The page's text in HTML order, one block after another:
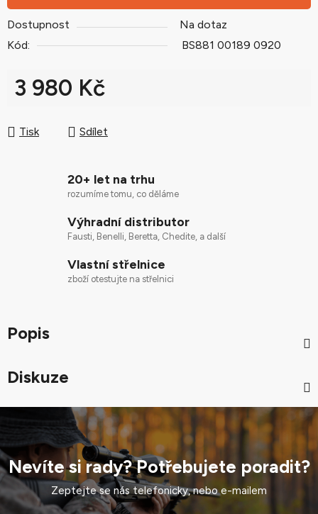
Dostupnost
Na dotaz
Kód:
BS881 00189 0920
3 980 Kč
Tisk
Sdílet
20+ let na trhu
rozumíme tomu, co děláme
Výhradní distributor
Fausti, Benelli, Beretta, Chedite, a další
Vlastní střelnice
zboží otestujte na střelnici
Popis
Diskuze
Nevíte si rady? Potřebujete poradit?
Zeptejte se nás telefonicky, nebo e-mailem